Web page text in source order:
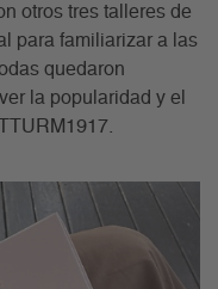
otros tres talleres de
para familiarizar a las
quedaron
la popularidad y el